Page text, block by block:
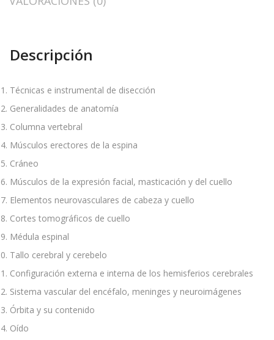
Descripción
Técnicas e instrumental de disección
Generalidades de anatomía
Columna vertebral
Músculos erectores de la espina
Cráneo
Músculos de la expresión facial, masticación y del cuello
Elementos neurovasculares de cabeza y cuello
Cortes tomográficos de cuello
Médula espinal
Tallo cerebral y cerebelo
Configuración externa e interna de los hemisferios cerebrales
Sistema vascular del encéfalo, meninges y neuroimágenes
Órbita y su contenido
Oído